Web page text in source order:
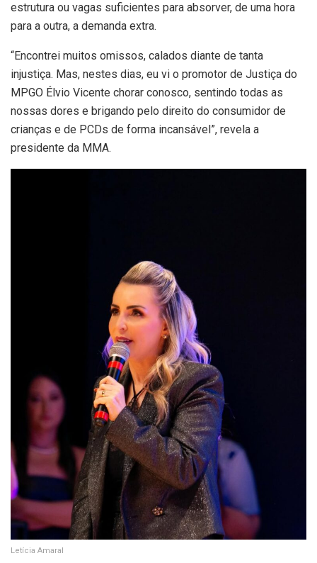
estrutura ou vagas suficientes para absorver, de uma hora
para a outra, a demanda extra.
“Encontrei muitos omissos, calados diante de tanta
injustiça. Mas, nestes dias, eu vi o promotor de Justiça do
MPGO Élvio Vicente chorar conosco, sentindo todas as
nossas dores e brigando pelo direito do consumidor de
crianças e de PCDs de forma incansável”, revela a
presidente da MMA.
Letícia Amaral